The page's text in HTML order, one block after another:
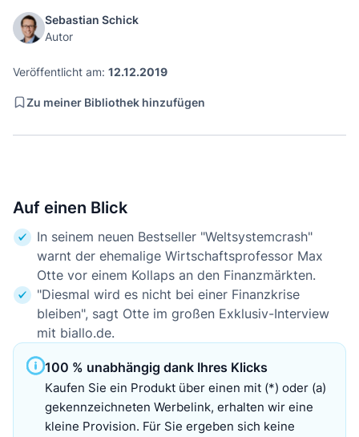
Sebastian Schick
Autor
Veröffentlicht am: 12.12.2019
Zu meiner Bibliothek hinzufügen
Auf einen Blick
In seinem neuen Bestseller "Weltsystemcrash"
warnt der ehemalige Wirtschaftsprofessor Max
Otte vor einem Kollaps an den Finanzmärkten.
"Diesmal wird es nicht bei einer Finanzkrise
bleiben", sagt Otte im großen Exklusiv-Interview
mit biallo.de.
100 % unabhängig dank Ihres Klicks
Kaufen Sie ein Produkt über einen mit (*) oder (a)
gekennzeichneten Werbelink, erhalten wir eine
kleine Provision. Für Sie ergeben sich keine